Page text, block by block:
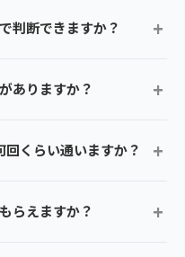
判断できますか？
ありますか？
くらい通いますか？
らえますか？